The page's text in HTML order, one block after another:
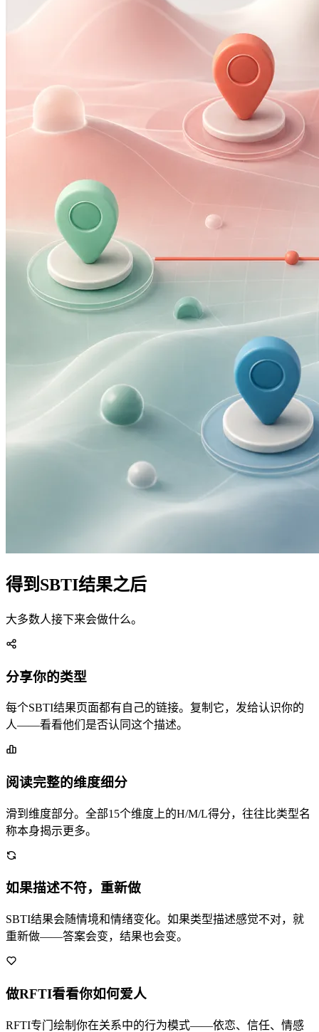
得到SBTI结果之后
大多数人接下来会做什么。
分享你的类型
每个SBTI结果页面都有自己的链接。复制它，发给认识你的
人——看看他们是否认同这个描述。
阅读完整的维度细分
滑到维度部分。全部15个维度上的H/M/L得分，往往比类型名
称本身揭示更多。
如果描述不符，重新做
SBTI结果会随情境和情绪变化。如果类型描述感觉不对，就
重新做——答案会变，结果也会变。
做RFTI看看你如何爱人
RFTI专门绘制你在关系中的行为模式——依恋、信任、情感